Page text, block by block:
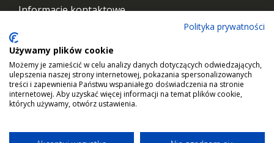
Informacje kontaktowe
Email:kontakt@sleepoclock.pl
Godziny pracy:Pn - Pt / 10:00 - 17:00
Polityka prywatności
Używamy plików cookie
Możemy je zamieścić w celu analizy danych dotyczących odwiedzających,
ulepszenia naszej strony internetowej, pokazania spersonalizowanych
treści i zapewnienia Państwu wspaniałego doświadczenia na stronie
internetowej. Aby uzyskać więcej informacji na temat plików cookie,
których używamy, otwórz ustawienia.